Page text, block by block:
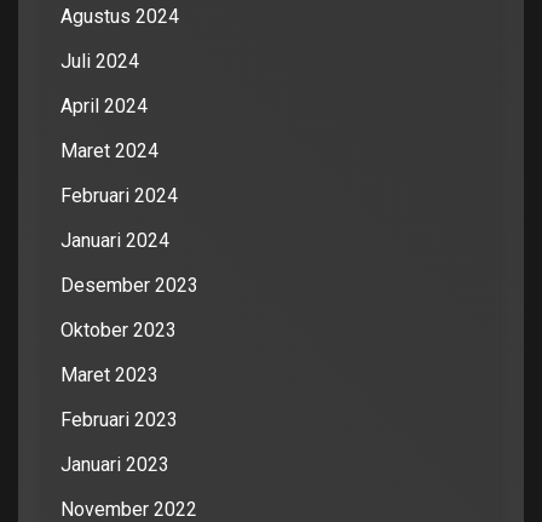
Agustus 2024
Juli 2024
April 2024
Maret 2024
Februari 2024
Januari 2024
Desember 2023
Oktober 2023
Maret 2023
Februari 2023
Januari 2023
November 2022